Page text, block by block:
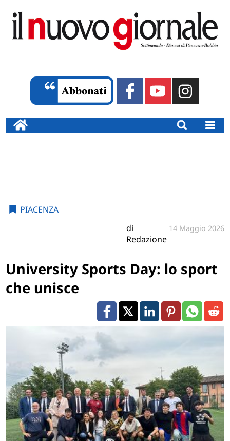
PIACENZA
di
Redazione
14 Maggio 2026
University Sports Day: lo sport
che unisce